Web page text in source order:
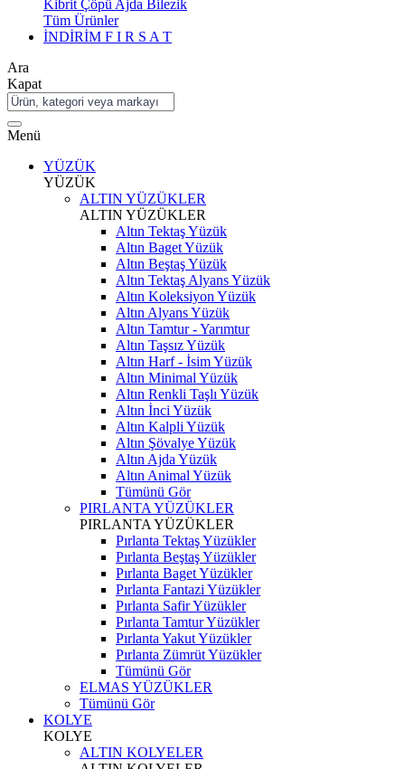
Kibrit Çöpü Ajda Bilezik
Tüm Ürünler
İNDİRİM F I R S A T
Ara
Kapat
Menü
YÜZÜK
YÜZÜK
ALTIN YÜZÜKLER
ALTIN YÜZÜKLER
Altın Tektaş Yüzük
Altın Baget Yüzük
Altın Beştaş Yüzük
Altın Tektaş Alyans Yüzük
Altın Koleksiyon Yüzük
Altın Alyans Yüzük
Altın Tamtur - Yarımtur
Altın Taşsız Yüzük
Altın Harf - İsim Yüzük
Altın Minimal Yüzük
Altın Renkli Taşlı Yüzük
Altın İnci Yüzük
Altın Kalpli Yüzük
Altın Şövalye Yüzük
Altın Ajda Yüzük
Altın Animal Yüzük
Tümünü Gör
PIRLANTA YÜZÜKLER
PIRLANTA YÜZÜKLER
Pırlanta Tektaş Yüzükler
Pırlanta Beştaş Yüzükler
Pırlanta Baget Yüzükler
Pırlanta Fantazi Yüzükler
Pırlanta Safir Yüzükler
Pırlanta Tamtur Yüzükler
Pırlanta Yakut Yüzükler
Pırlanta Zümrüt Yüzükler
Tümünü Gör
ELMAS YÜZÜKLER
Tümünü Gör
KOLYE
KOLYE
ALTIN KOLYELER